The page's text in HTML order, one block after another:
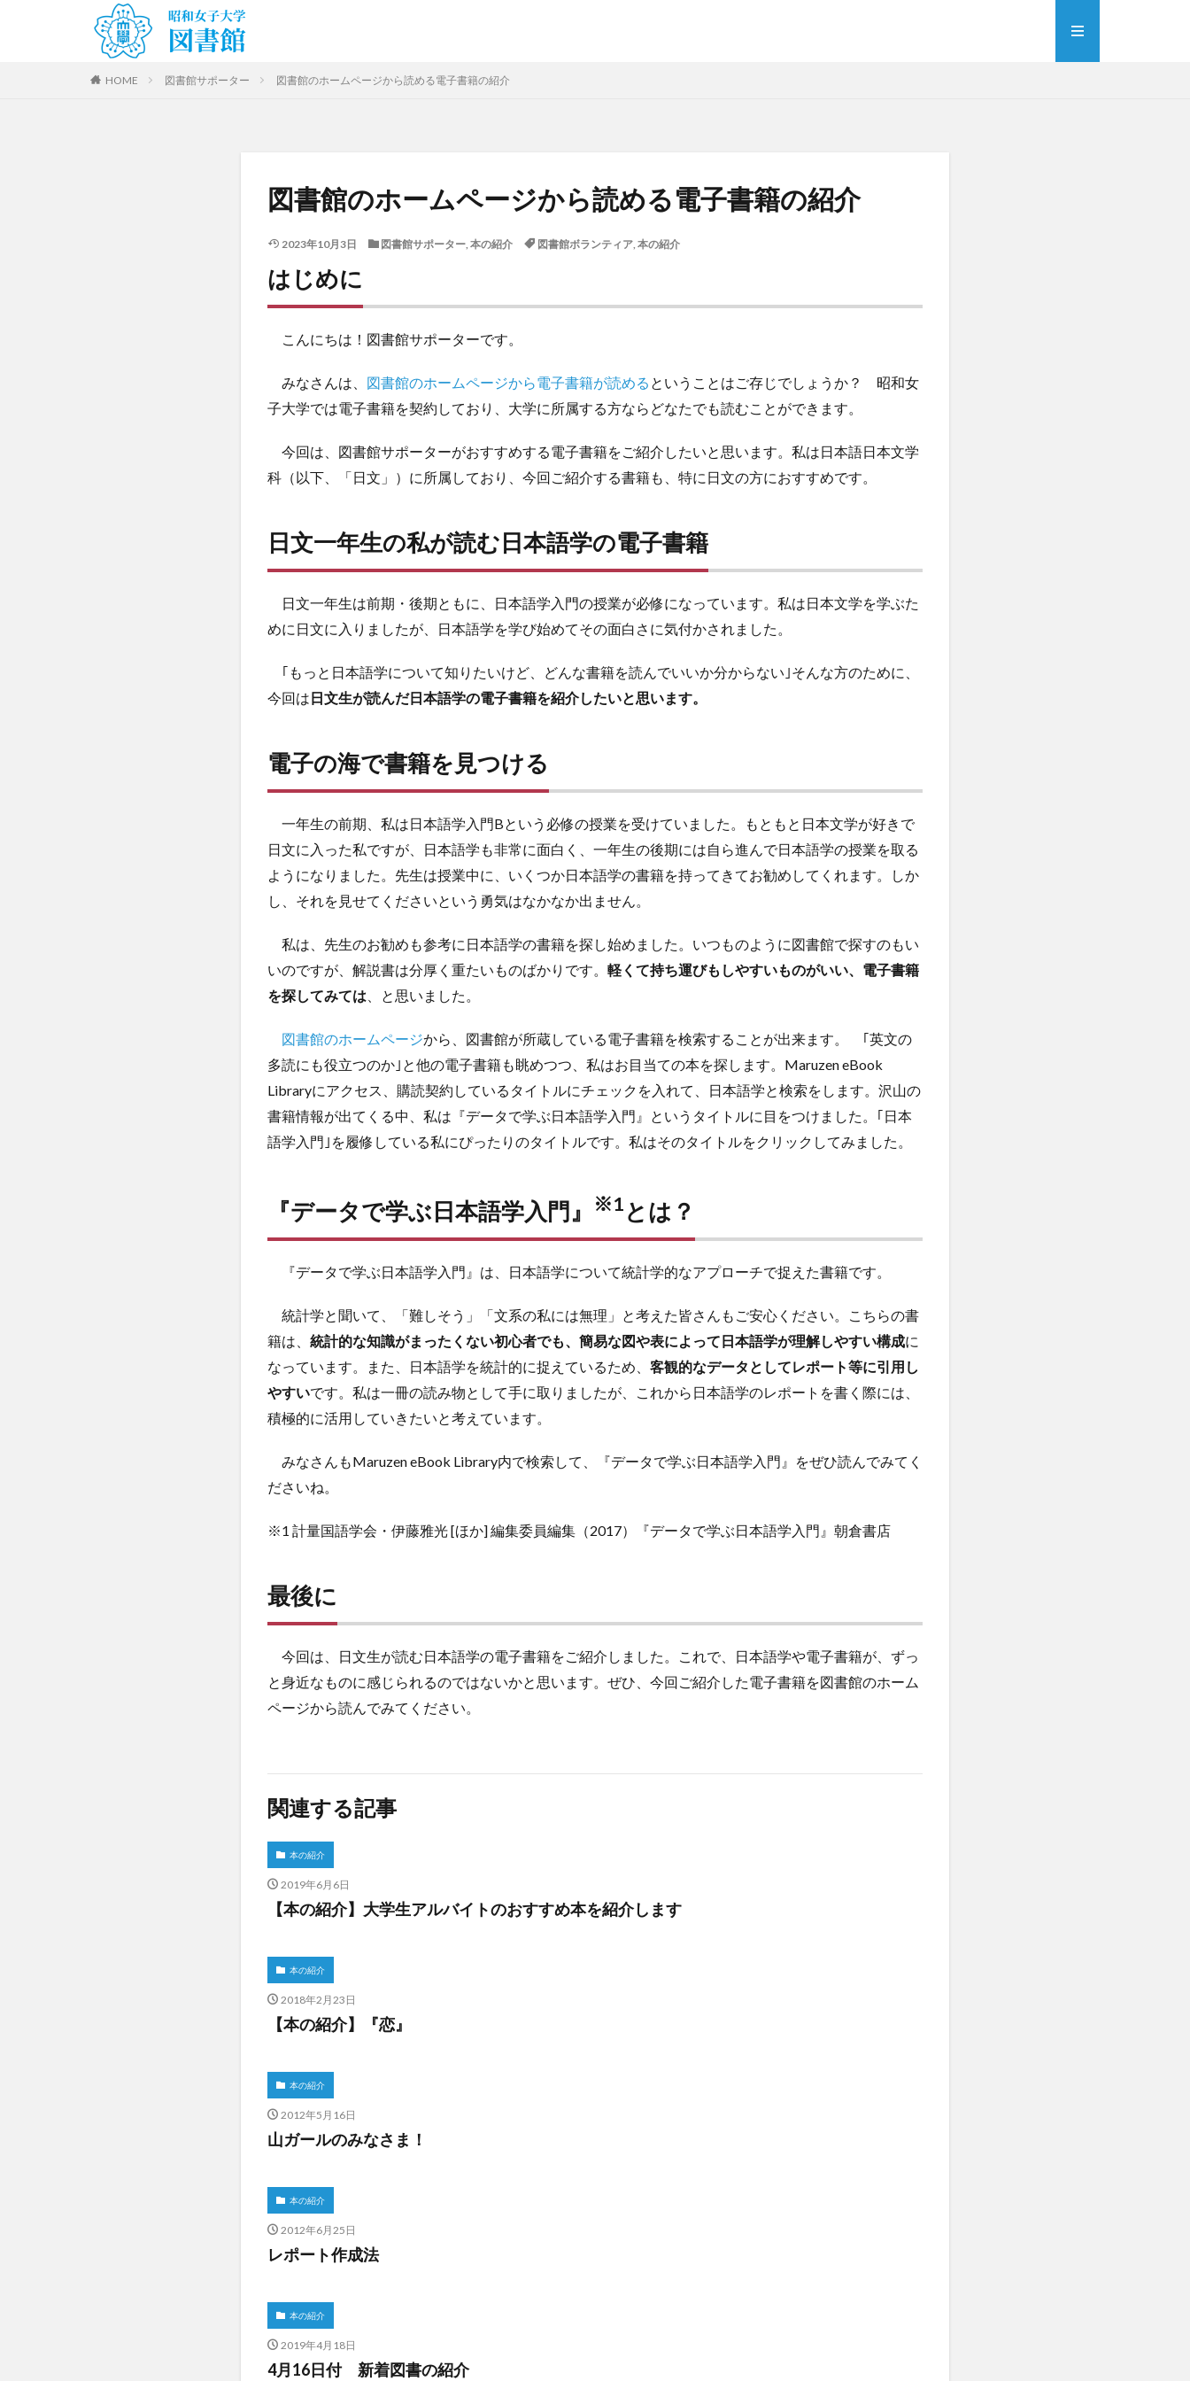
HOME 図書館サポーター 図書館のホームページから読める電子書籍の紹介
図書館のホームページから読める電子書籍の紹介
2023年10月3日 図書館サポーター, 本の紹介 図書館ボランティア, 本の紹介
はじめに
こんにちは！図書館サポーターです。
みなさんは、 図書館のホームページから電子書籍が読める ということはご存じでしょうか？ 昭和女
子大学では電子書籍を契約しており、大学に所属する方ならどなたでも読むことができます。
今回は、図書館サポーターがおすすめする電子書籍をご紹介したいと思います。私は日本語日本文学
科（以下、「日文」）に所属しており、今回ご紹介する書籍も、特に日文の方におすすめです。
日文一年生の私が読む日本語学の電子書籍
日文一年生は前期・後期ともに、日本語学入門の授業が必修になっています。私は日本文学を学ぶた
めに日文に入りましたが、日本語学を学び始めてその面白さに気付かされました。
｢もっと日本語学について知りたいけど、どんな書籍を読んでいいか分からない｣そんな方のために、
今回は日文生が読んだ日本語学の電子書籍を紹介したいと思います。
電子の海で書籍を見つける
一年生の前期、私は日本語学入門Bという必修の授業を受けていました。もともと日本文学が好きで
日文に入った私ですが、日本語学も非常に面白く、一年生の後期には自ら進んで日本語学の授業を取る
ようになりました。先生は授業中に、いくつか日本語学の書籍を持ってきてお勧めしてくれます。しか
し、それを見せてくださいという勇気はなかなか出ません。
私は、先生のお勧めも参考に日本語学の書籍を探し始めました。いつものように図書館で探すのもい
いのですが、解説書は分厚く重たいものばかりです。 軽くて持ち運びもしやすいものがいい、電子書籍
を探してみては 、と思いました。
図書館のホームページから、図書館が所蔵している電子書籍を検索することが出来ます。 ｢英文の
多読にも役立つのか｣と他の電子書籍も眺めつつ、私はお目当ての本を探します。Maruzen eBook
Libraryにアクセス、購読契約しているタイトルにチェックを入れて、日本語学と検索をします。沢山の
書籍情報が出てくる中、私は『データで学ぶ日本語学入門』というタイトルに目をつけました。｢日本
語学入門｣を履修している私にぴったりのタイトルです。私はそのタイトルをクリックしてみました。
『データで学ぶ日本語学入門』 ※1とは？
『データで学ぶ日本語学入門』は、日本語学について統計学的なアプローチで捉えた書籍です。
統計学と聞いて、「難しそう」「文系の私には無理」と考えた皆さんもご安心ください。こちらの書
籍は、 統計的な知識がまったくない初心者でも、簡易な図や表によって日本語学が理解しやすい構成に
なっています。また、日本語学を統計的に捉えているため、 客観的なデータとしてレポート等に引用し
やすいです。私は一冊の読み物として手に取りましたが、これから日本語学のレポートを書く際には、
積極的に活用していきたいと考えています。
みなさんもMaruzen eBook Library内で検索して、『データで学ぶ日本語学入門』をぜひ読んでみてく
ださいね。
※1 計量国語学会・伊藤雅光 [ほか] 編集委員編集（2017）『データで学ぶ日本語学入門』朝倉書店
最後に
今回は、日文生が読む日本語学の電子書籍をご紹介しました。これで、日本語学や電子書籍が、ずっ
と身近なものに感じられるのではないかと思います。ぜひ、今回ご紹介した電子書籍を図書館のホーム
ページから読んでみてください。
関連する記事
本の紹介
2019年6月6日
【本の紹介】大学生アルバイトのおすすめ本を紹介します
本の紹介
2018年2月23日
【本の紹介】『恋』
本の紹介
2012年5月16日
山ガールのみなさま！
本の紹介
2012年6月25日
レポート作成法
本の紹介
2019年4月18日
4月16日付 新着図書の紹介